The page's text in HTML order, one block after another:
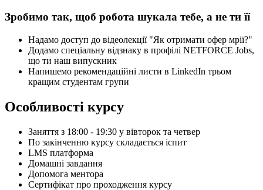
Зробимо так, щоб робота шукала тебе, а не ти її
Надамо доступ до відеолекції "Як отримати офер мрії?"
Додамо спеціальну відзнаку в профілі NETFORCE Jobs,
що ти наш випускник
Напишемо рекомендаційні листи в LinkedIn трьом
кращим студентам групи
Особливості курсу
Заняття з 18:00 - 19:30 у вівторок та четвер
По закінченню курсу складається іспит
LMS платформа
Домашні завдання
Допомога ментора
Сертифікат про проходження курсу